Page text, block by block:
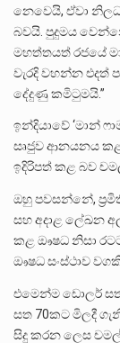
නෙවෙයි, ඒවා
බවයි. පුදුමය
මහත්තයත් රජයේ
වැරදි වහන්න එදත්
දේදුණු කමිටුමයි.”
ඉන්දියාවේ ‘මාන්
සෘජුව ආනයනය
ඉදිරිපත් කළ බව
ඔහු පවසන්නේ,
සහ අදාළ ලේඛන
කළ ඖෂධ නිසා
ඖෂධ සංස්ථාව
එමෙන්ම ඩොලර්
සත 70කට මිලදී
සිදු කරන ලෙස චමල්